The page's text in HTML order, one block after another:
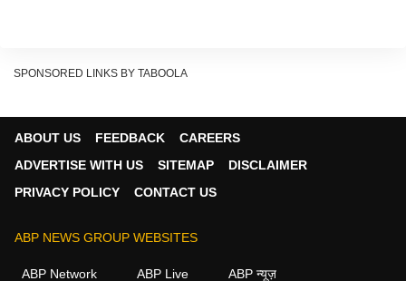
के जरिए ठंडक पैदा करता है.
SPONSORED LINKS BY TABOOLA
ABOUT US FEEDBACK
CAREERS
ADVERTISE WITH US
SITEMAP
DISCLAIMER
PRIVACY POLICY
CONTACT US
ABP NEWS GROUP WEBSITES
ABP Network ABP Live ABP न्यूज़